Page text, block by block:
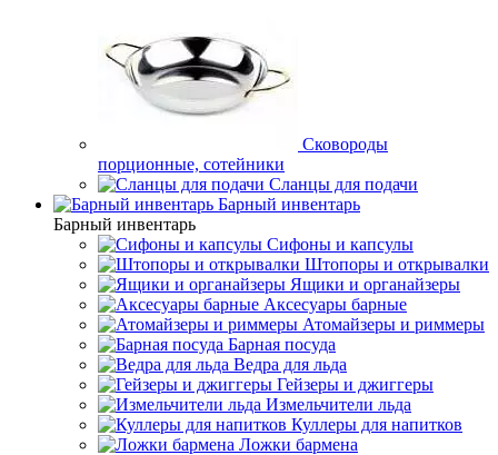
Сковороды
порционные, сотейники
Сланцы для подачи
Барный инвентарь
Барный инвентарь
Сифоны и капсулы
Штопоры и открывалки
Ящики и органайзеры
Аксесуары барные
Атомайзеры и риммеры
Барная посуда
Ведра для льда
Гейзеры и джиггеры
Измельчители льда
Куллеры для напитков
Ложки бармена